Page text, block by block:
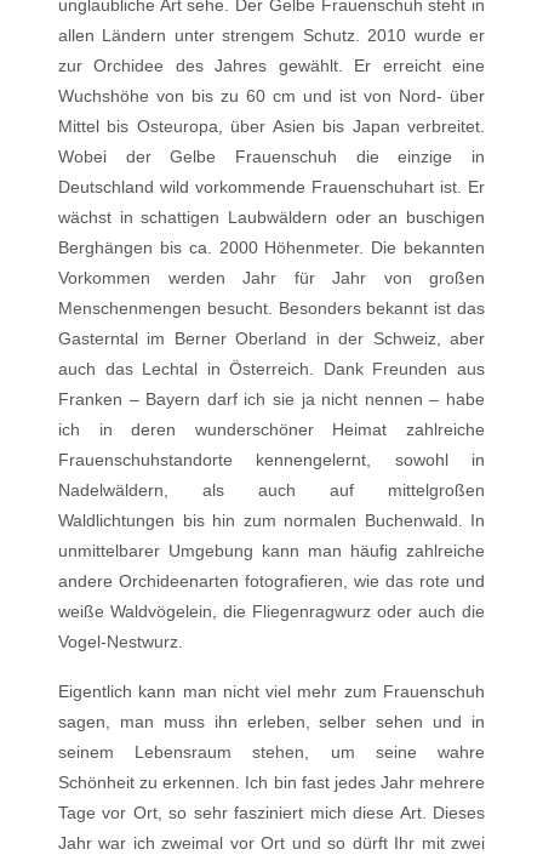
unglaubliche Art sehe. Der Gelbe Frauenschuh steht in
allen Ländern unter strengem Schutz. 2010 wurde er
zur Orchidee des Jahres gewählt. Er erreicht eine
Wuchshöhe von bis zu 60 cm und ist von Nord- über
Mittel bis Osteuropa, über Asien bis Japan verbreitet.
Wobei der Gelbe Frauenschuh die einzige in
Deutschland wild vorkommende Frauenschuhart ist. Er
wächst in schattigen Laubwäldern oder an buschigen
Berghängen bis ca. 2000 Höhenmeter. Die bekannten
Vorkommen werden Jahr für Jahr von großen
Menschenmengen besucht. Besonders bekannt ist das
Gasterntal im Berner Oberland in der Schweiz, aber
auch das Lechtal in Österreich. Dank Freunden aus
Franken – Bayern darf ich sie ja nicht nennen – habe
ich in deren wunderschöner Heimat zahlreiche
Frauenschuhstandorte kennengelernt, sowohl in
Nadelwäldern, als auch auf mittelgroßen
Waldlichtungen bis hin zum normalen Buchenwald. In
unmittelbarer Umgebung kann man häufig zahlreiche
andere Orchideenarten fotografieren, wie das rote und
weiße Waldvögelein, die Fliegenragwurz oder auch die
Vogel-Nestwurz.
Eigentlich kann man nicht viel mehr zum Frauenschuh
sagen, man muss ihn erleben, selber sehen und in
seinem Lebensraum stehen, um seine wahre
Schönheit zu erkennen. Ich bin fast jedes Jahr mehrere
Tage vor Ort, so sehr fasziniert mich diese Art. Dieses
Jahr war ich zweimal vor Ort und so dürft Ihr mit zwei